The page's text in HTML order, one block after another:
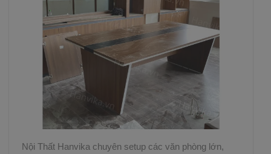
Nội Thất Hanvika chuyên setup các văn phòng lớn,